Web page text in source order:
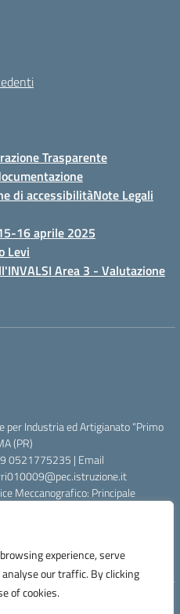
experience, serve
our traffic. By clicking
of cookies.
Trasparente
di accessibilitàNote Legali
16 aprile 2025
Levi
Area 3 - Valutazione
Industria ed Artigianato “Primo
(PR)
0521775235 | Email
Meccanografico: Principale
| Codice Ente Tesoreria: